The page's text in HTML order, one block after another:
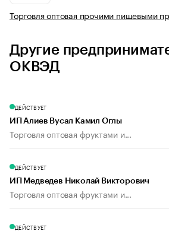
Торговля оптовая прочими пищевыми
Другие
ОКВЭД
ДЕЙСТВУЕТ
ИП Алиев Вусал Камил Оглы
Торговля оптовая фруктами и...
ДЕЙСТВУЕТ
ИП Медведев Николай Викторович
Торговля оптовая фруктами и...
ДЕЙСТВУЕТ